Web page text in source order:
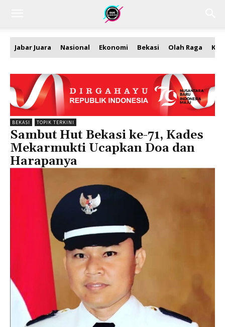
Jabar Juara Nasional Ekonomi Bekasi Olah Raga
BEKASI TOPIK TERKINI
Sambut Hut Bekasi ke-71, Kades
Mekarmukti Ucapkan Doa dan
Harapanya